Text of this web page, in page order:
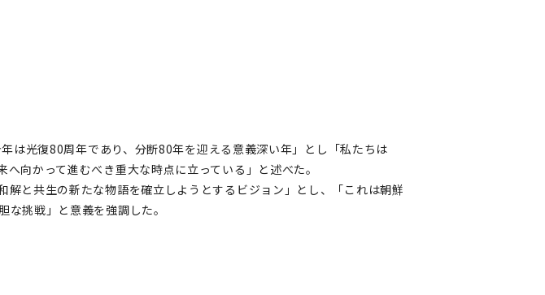
は光復80周年であり、分断80年を迎える意義深い年」とし「私たちは
向かって進むべき重大な時点に立っている」と述べた。
と共生の新たな物語を確立しようとするビジョン」とし、「これは朝鮮
挑戦」と意義を強調した。